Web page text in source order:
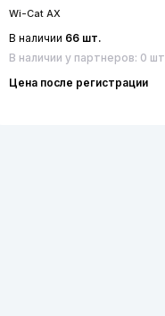
Wi-Cat AX
В наличии 66 шт.
В наличии у партнеров: 0 шт
Цена после регистрации